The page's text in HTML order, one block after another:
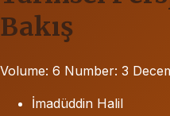
Bakış
Volume: 6 Number: 3
İmadüddin Halil